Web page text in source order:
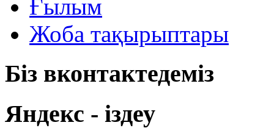
Ғылым
Жоба тақырыптары
Біз вконтактедеміз
Яндекс - іздеу